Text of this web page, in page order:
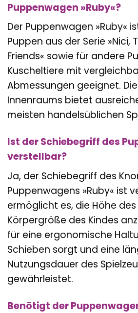
Puppenwagen »Ruby«?
Der Puppenwagen »Ruby«
Puppen aus der Serie »Nici,
Friends« sowie für andere
Kuscheltiere mit
Abmessungen geeignet.
Innenraums bietet
meisten handelsüblichen
Ist der Schiebegriff des
verstellbar?
Ja, der Schiebegriff des
Puppenwagens »Ruby« ist
ermöglicht es, die Höhe
Körpergröße des Kindes
für eine ergonomische
Schieben sorgt und eine
Nutzungsdauer des
gewährleistet.
Benötigt der